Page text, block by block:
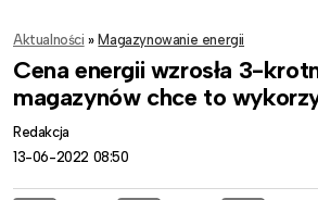
Aktualności » Magazynowanie energii
Cena energii wzrosła 3-
magazynów chce to
Redakcja
13-06-2022 08:50